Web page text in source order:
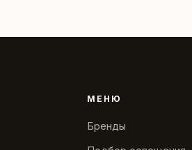
МЕНЮ
Бренды